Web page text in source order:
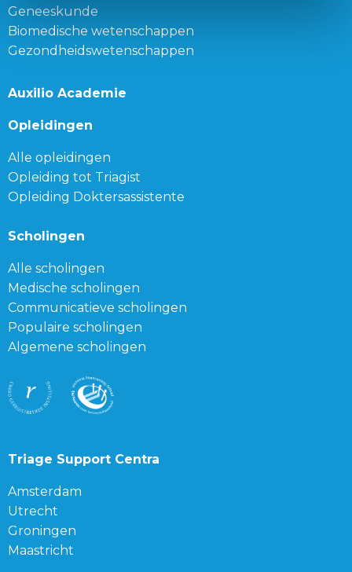
Geneeskunde
Biomedische wetenschappen
Gezondheidswetenschappen
Auxilio Academie
Opleidingen
Alle opleidingen
Opleiding tot Triagist
Opleiding Doktersassistente
Scholingen
Alle scholingen
Medische scholingen
Communicatieve scholingen
Populaire scholingen
Algemene scholingen
Triage Support Centra
Amsterdam
Utrecht
Groningen
Maastricht